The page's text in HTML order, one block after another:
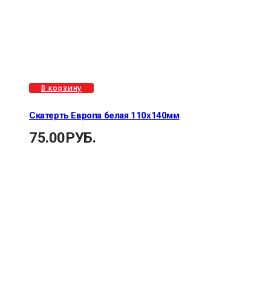
В корзину
Скатерть Европа белая 110х140мм
75.00РУБ.